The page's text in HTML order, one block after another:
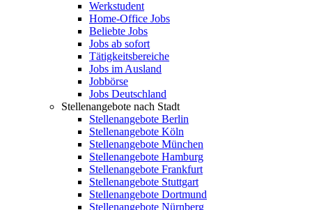
Werkstudent
Home-Office Jobs
Beliebte Jobs
Jobs ab sofort
Tätigkeitsbereiche
Jobs im Ausland
Jobbörse
Jobs Deutschland
Stellenangebote nach Stadt
Stellenangebote Berlin
Stellenangebote Köln
Stellenangebote München
Stellenangebote Hamburg
Stellenangebote Frankfurt
Stellenangebote Stuttgart
Stellenangebote Dortmund
Stellenangebote Nürnberg